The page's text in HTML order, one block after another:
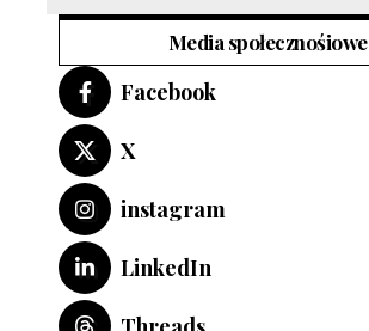
Media społecznośiowe
Facebook
X
instagram
LinkedIn